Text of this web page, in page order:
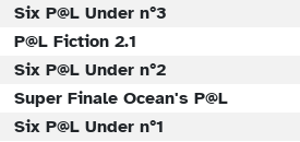
Six P@L Under n°3
P@L Fiction 2.1
Six P@L Under n°2
Super Finale Ocean's P@L
Six P@L Under n°1